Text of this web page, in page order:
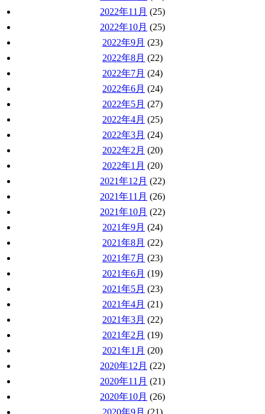
2022年11月 (25)
2022年10月 (25)
2022年9月 (23)
2022年8月 (22)
2022年7月 (24)
2022年6月 (24)
2022年5月 (27)
2022年4月 (25)
2022年3月 (24)
2022年2月 (20)
2022年1月 (20)
2021年12月 (22)
2021年11月 (26)
2021年10月 (22)
2021年9月 (24)
2021年8月 (22)
2021年7月 (23)
2021年6月 (19)
2021年5月 (23)
2021年4月 (21)
2021年3月 (22)
2021年2月 (19)
2021年1月 (20)
2020年12月 (22)
2020年11月 (21)
2020年10月 (26)